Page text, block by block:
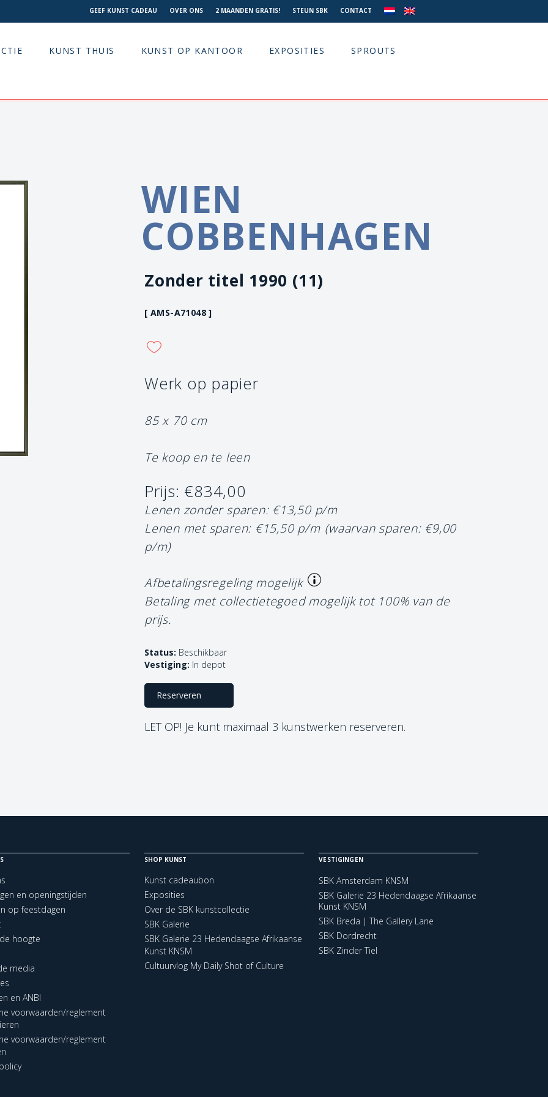
GEEF KUNST CADEAU OVER ONS 2 MAANDEN GRATIS! STEUN SBK CONTACT
KUNST THUIS KUNST OP KANTOOR EXPOSITIES SPROUTS
WIEN
COBBENHAGEN
Zonder titel 1990 (11)
[ AMS-A71048 ]
Werk op papier
85 x 70 cm
Te koop en te leen
Prijs: €834,00
Lenen zonder sparen: €13,50 p/m
Lenen met sparen: €15,50 p/m (waarvan sparen: €9,00
p/m)
Afbetalingsregeling mogelijk
Betaling met collectietegoed mogelijk tot 100% van de
prijs.
Status: Beschikbaar
Vestiging: In depot
Reserveren
LET OP! Je kunt maximaal 3 kunstwerken reserveren.
en openingstijden
op feestdagen
hoogte
media
en ANBI
voorwaarden/reglement
voorwaarden/reglement
SHOP KUNST
Kunst cadeaubon
Exposities
Over de SBK kunstcollectie
SBK Galerie
SBK Galerie 23 Hedendaagse Afrikaanse
Kunst KNSM
Cultuurvlog My Daily Shot of Culture
VESTIGINGEN
SBK Amsterdam KNSM
SBK Galerie 23 Hedendaagse Afrikaanse
Kunst KNSM
SBK Breda | The Gallery Lane
SBK Dordrecht
SBK Zinder Tiel